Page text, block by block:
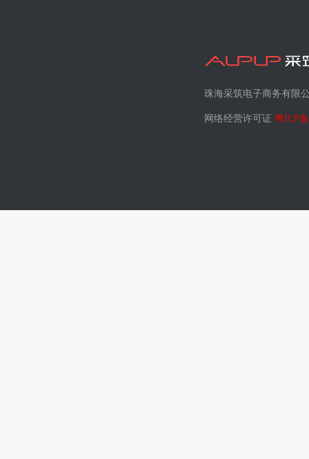
珠海采筑电子商务有限
网络经营许可证 粤ICP